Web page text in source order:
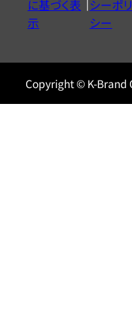
ル
に基づく表
示
シーポリ
シー
Copyright © K-Brand